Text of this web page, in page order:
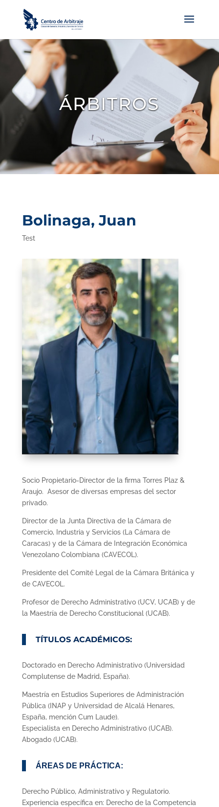
ÁRBITROS
Bolinaga, Juan
Test
Socio Propietario-Director de la firma Torres Plaz &
Araujo. Asesor de diversas empresas del sector
privado.
Director de la Junta Directiva de la Cámara de
Comercio, Industria y Servicios (La Cámara de
Caracas) y de la Cámara de Integración Económica
Venezolano Colombiana (CAVECOL).
Presidente del Comité Legal de la Cámara Británica y
de CAVECOL.
Profesor de Derecho Administrativo (UCV, UCAB) y de
la Maestría de Derecho Constitucional (UCAB).
TÍTULOS ACADÉMICOS:
Doctorado en Derecho Administrativo (Universidad
Complutense de Madrid, España).
Maestría en Estudios Superiores de Administración
Pública (INAP y Universidad de Alcalá Henares,
España, mención Cum Laude).
Especialista en Derecho Administrativo (UCAB).
Abogado (UCAB).
ÁREAS DE PRÁCTICA:
Derecho Público, Administrativo y Regulatorio.
Experiencia específica en: Derecho de la Competencia